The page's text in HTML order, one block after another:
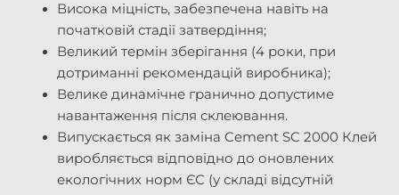
Висока міцність, забезпечена навіть на
початковій стадії затвердіння;
Великий термін зберігання (4 роки, при
дотриманні рекомендацій виробника);
Велике динамічне гранично допустиме
навантаження після склеювання.
Випускається як заміна Cement SC 2000 Клей
виробляється відповідно до оновлених
екологічних норм ЄС (у складі відсутній